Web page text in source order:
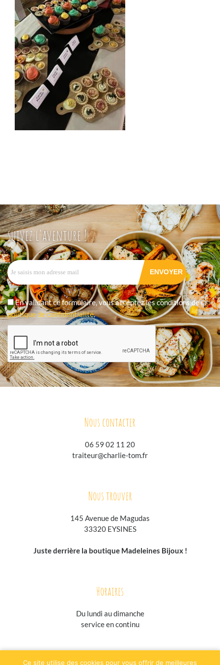
suivez l'aventure !
En validant ce formulaire, vous acceptez les conditions de la
politique de confidentialité.
Nous contacter
06 59 02 11 20
traiteur@charlie-tom.fr
Nous trouver
145 Avenue de Magudas
33320 EYSINES
Juste derrière la boutique Madeleines Bijoux !
Horaires
Du lundi audimanche
service en continu
Ce site utilise des cookies pour vous offrir de meilleures